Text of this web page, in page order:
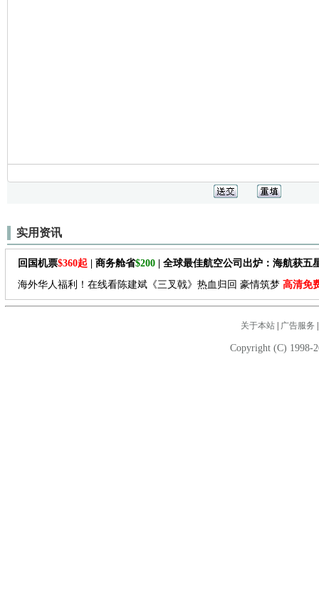
实用资讯
回国机票$360起 | 商务舱省$200 | 全球最佳航空公司出炉：海航获五
海外华人福利！在线看陈建斌《三叉戟》热血归回 豪情筑梦 高清免
关于本站| 广告服务
Copyright (C) 1998-